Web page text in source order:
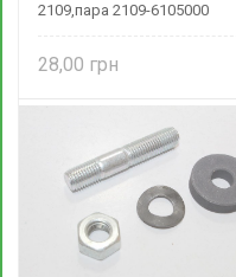
2109,пара 2109-6105000
28,00